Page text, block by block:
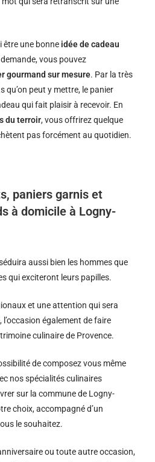
être une bonne idée de cadeau
demande, vous pouvez
gourmand sur mesure. Par la très
qu’on peut y mettre, le panier
qui fait plaisir à recevoir. En
du terroir, vous offrirez quelque
pas forcément au quotidien.
paniers garnis et
à domicile à Logny-
aussi bien les hommes que
qui exciteront leurs papilles.
et une attention qui sera
également de faire
culinaire de Provence.
de composez vous même
nos spécialités culinaires
sur la commune de Logny-
choix, accompagné d’un
le souhaitez.
ou toute autre occasion,